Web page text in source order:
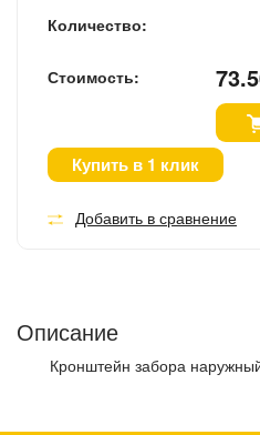
Количество:
Стоимость:
Купить в 1 клик
Добавить в сравнение
Описание
Кронштейн забора